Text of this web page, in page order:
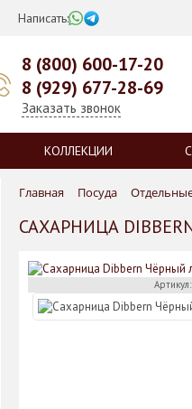
Написать:
8 (800) 600-17-20
8 (929) 677-28-69
Заказать звонок
КОЛЛЕКЦИИ
Главная Посуда
САХАРНИЦА